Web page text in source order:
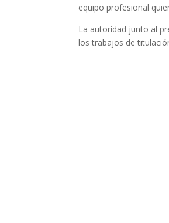
equipo profesional
La autoridad junto al
los trabajos de